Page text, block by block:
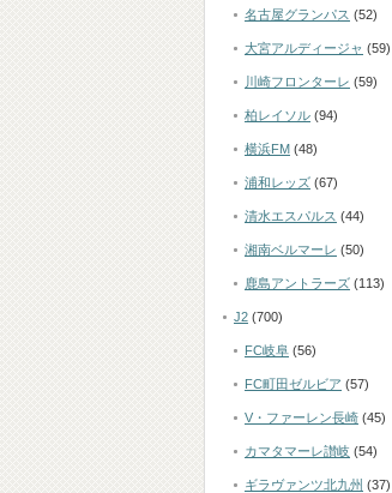
名古屋グランパス (52)
大宮アルディージャ (59)
川崎フロンターレ (59)
柏レイソル (94)
横浜FM (48)
浦和レッズ (67)
清水エスパルス (44)
湘南ベルマーレ (50)
鹿島アントラーズ (113)
J2 (700)
FC岐阜 (56)
FC町田ゼルビア (57)
V・ファーレン長崎 (45)
カマタマーレ讃岐 (54)
ギラヴァンツ北九州 (37)